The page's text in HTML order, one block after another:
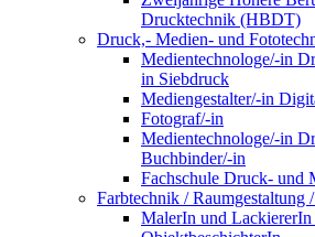
Drucktechnik (HBDT)
Druck,- Medien- und
Medientechnologe/-in
in Siebdruck
Mediengestalter/-in
Fotograf/-in
Medientechnologe/-in
Buchbinder/-in
Fachschule Druck- und
Farbtechnik / Raumgestaltung
MalerIn und LackiererIn